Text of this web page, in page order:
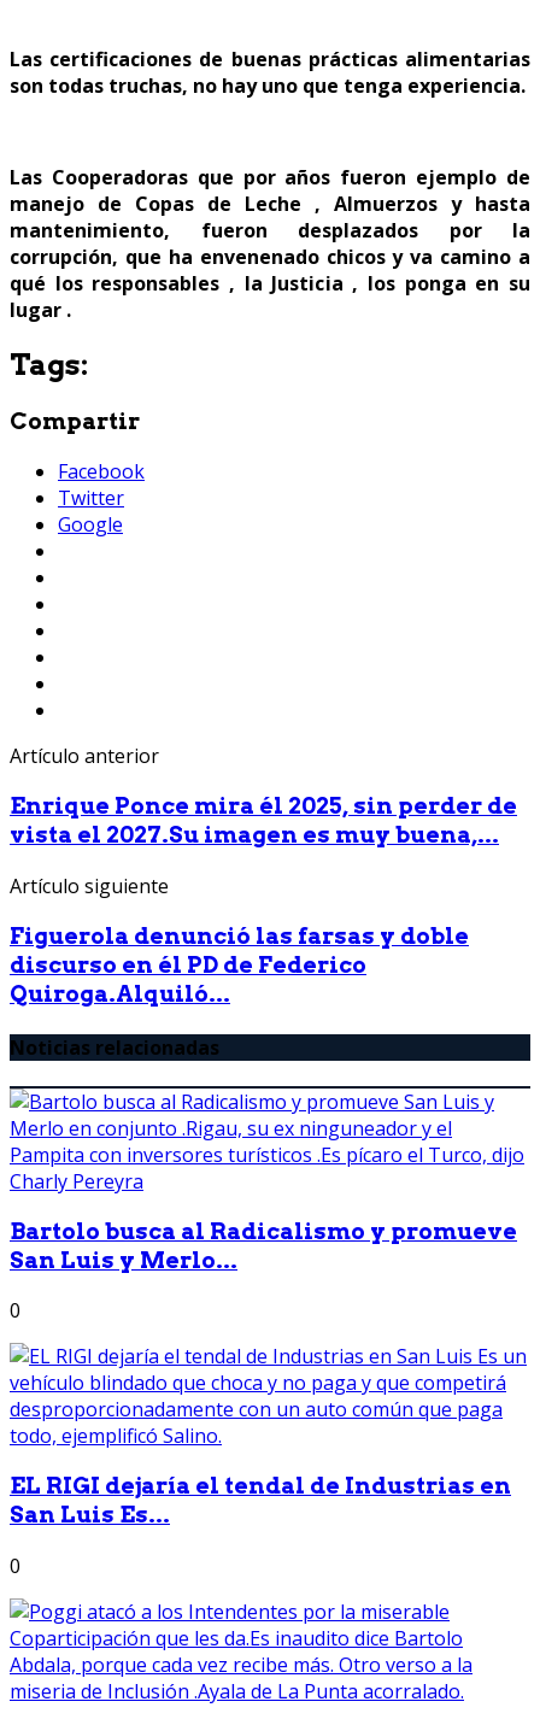
Las certificaciones de buenas prácticas alimentarias
son todas truchas, no hay uno que tenga experiencia.
Las Cooperadoras que por años fueron ejemplo de
manejo de Copas de Leche , Almuerzos y hasta
mantenimiento, fueron desplazados por la
corrupción, que ha envenenado chicos y va camino a
qué los responsables , la Justicia , los ponga en su
lugar .
Tags:
Compartir
Facebook
Twitter
Google
Artículo anterior
Enrique Ponce mira él 2025, sin perder de
vista el 2027.Su imagen es muy buena,...
Artículo siguiente
Figuerola denunció las farsas y doble
discurso en él PD de Federico
Quiroga.Alquiló...
Noticias relacionadas
Bartolo busca al Radicalismo y promueve
San Luis y Merlo...
0
EL RIGI dejaría el tendal de Industrias en
San Luis Es...
0